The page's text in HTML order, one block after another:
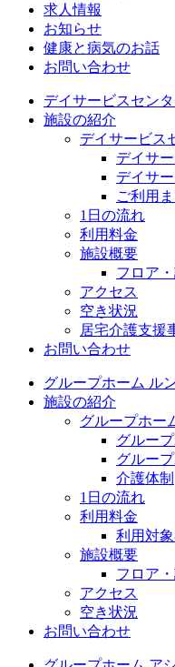
求人情報
お知らせ
健康と病気のお話
お問い合わせ
デイサービスセン
施設の紹介
デイサービス
デイサ
デイサ
ご利用
1日の流れ
利用料金
施設概要
フロア
アクセス
空き状況
居宅介護支援
お問い合わせ
グループホーム ル
施設の紹介
グループホー
グルー
グルー
介護体制
1日の流れ
利用料金
利用対
施設概要
フロア
アクセス
空き状況
お問い合わせ